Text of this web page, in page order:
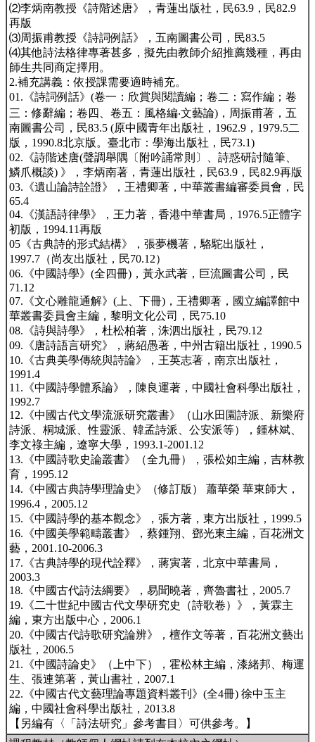
⑵李炳南教授《詩階述唐》，青蓮出版社，民63.9，民82.9
再版
⑶周振甫教授《詩詞例話》，五南圖書公司，民83.5
⑷其他詩法格律專著甚多，擬先由教師介紹推薦幾種，再由
師生共同商定擇用。
2.補充講義：依授課需要適時補充。
01.《詩詞例話》(卷一：欣賞與閱讀編；卷二：寫作編；卷
三：修辭編；卷四、卷五：風格編‧文藝論)，周振甫著，五
南圖書公司，民83.5 (原中國青年出版社，1962.9，1979.5二
版，1990.8北京版。臺北市：學海出版社，民73.1)
02.《詩階述唐(聲調舉隅〔附吟誦常則〕、詩惑研討隨筆、
鱗爪概談) 》，李炳南著，青蓮出版社，民63.9，民82.9再版
03.《遺山論詩詮證》，王禮卿著，中華叢書編審委員會，民
65.4
04.《漢語詩律學》，王力著，香港中華書局，1976.5正體字
初版，1994.11再版
05《古典詩的形式結構》，張夢機著，駱駝出版社，
1997.7（尚友出版社，民70.12）
06.《中國詩學》(全四冊)，黃永武著，巨流圖書公司，民
71.12
07.《文心雕龍通解》(上、下冊)，王禮卿著，國立編譯館中
華叢書委員會主編，黎明文化公司，民75.10
08.《詩與詩學》，杜松柏著，洙泗出版社，民79.12
09.《唐詩語言研究》，蔣紹愚著，中州古籍出版社，1990.5
10.《古典美學傳統與詩論》，王英志著，南京出版社，
1991.4
11.《中國詩學體系論》，陳良運著，中國社會科學出版社，
1992.7
12.《中國古代文學流派研究叢書》（山水田園詩派、新樂府
詩派、桐城派、性靈派、韓孟詩派、公安派等），鍾林斌、
李文祿主編，遼寧大學，1993.1-2001.12
13.《中國詩歌史論叢書》（全九冊），張松如主編，吉林教
育，1995.12
14.《中國古典詩學理論史》（修訂版） 蕭華榮 華東師大，
1996.4，2005.12
15.《中國詩學的基本觀念》，張方著，東方出版社，1999.5
16.《中國美學範疇叢書》，蔡鍾翔、鄧光東主編，百花洲文
藝，2001.10-2006.3
17.《古典詩學的現代詮釋》，蔣寅著，北京中華書局，
2003.3
18.《中國古代詩法綱要》，易聞曉著，齊魯書社，2005.7
19.《二十世紀中國古代文學研究史（詩歌卷）》，黃霖主
編，東方出版中心，2006.1
20.《中國古代詩歌研究論辨》，檀作文等著，百花洲文藝出
版社，2006.5
21.《中國詩論史》（上中下），霍松林主編，漆緒邦、梅運
生、張連第著，黃山書社，2007.1
22.《中國古代文藝理論專題資料叢刊》(全4冊) 徐中玉主
編，中國社會科學出版社，2013.8
【另編有〈「詩法研究」參考書目〉可供參考。】